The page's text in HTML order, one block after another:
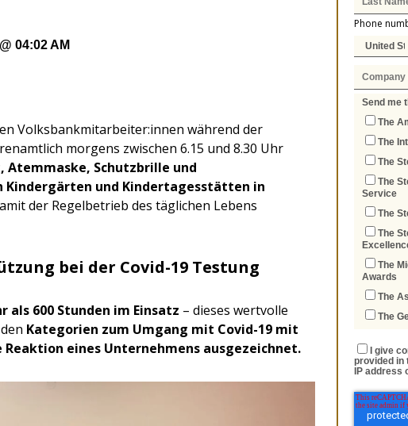
04:02 AM
Volksbankmitarbeiter:innen während der
morgens zwischen 6.15 und 8.30 Uhr
Atemmaske, Schutzbrille und
Kindergärten und Kindertagesstätten in
der Regelbetrieb des täglichen Lebens
bei der Covid-19 Testung
600 Stunden im Einsatz – dieses wertvolle
Kategorien zum Umgang mit Covid-19 mit
eines Unternehmens ausgezeichnet.
Phone
Send me
The
The
The
The
Service
The
The
The
Awards
The
The
I give
provided in
IP